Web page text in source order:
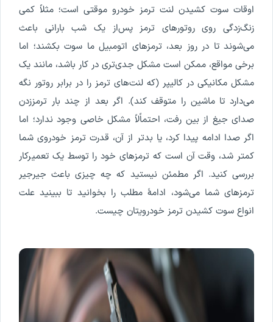
اوقات سوت کشیدن لنت ترمز خودرو موقتی است؛ مثلاً کمی
زنگ‌زدگی روی روتورهای ترمز پس‌از یک شب بارانی باعث
می‌شوند تا در روز بعد، ترمزهای اتومبیل ما سوت بکشند؛ اما
برخی مواقع، ممکن است مشکل جدی‌تری در کار باشد، مانند یک
مشکل مکانیکی در کالیپر (که لنت‌های ترمز را در برابر روتور نگه
می‌دارد تا ماشین را متوقف کند). اگر بعد از چند بار ترمززدن
صدای جیغ از بین رفت، احتماًلاً مشکل خاصی وجود ندارد؛ اما
اگر صدا ادامه پیدا کرد، یا بدتر از آن، قدرت ترمز خودروی شما
کمتر شد، وقت آن است که ترمزهای خود را توسط یک تعمیرکار
بررسی کنید. اگر مطمئن نیستید که چه چیزی باعث جیرجیر
ترمزهای شما می‌شود، ادامۀ مطلب را بخوانید تا ببینید علت
انواع سوت کشیدن ترمز خودرویتان چیست.